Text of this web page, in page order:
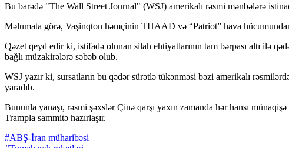
Bu barədə "The Wall Street Journal" (WSJ) amerikalı rəsmi mənbələrə
Məlumata görə, Vaşinqton həmçinin THAAD və “Patriot” hava
Qəzet qeyd edir ki, istifadə olunan silah ehtiyatlarının tam bərpası altı ilə
bağlı müzakirələrə səbəb olub.
WSJ yazır ki, sursatların bu qədər sürətlə tükənməsi bəzi amerikalı
yaradıb.
Bununla yanaşı, rəsmi şəxslər Çinə qarşı yaxın zamanda hər hansı
Trampla sammitə hazırlaşır.
#ABŞ-İran müharibəsi